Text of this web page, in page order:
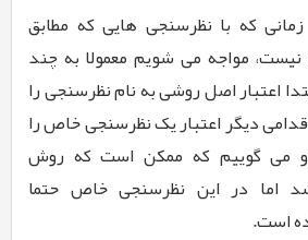
که با نظرسنجی هایی که مطابق
نیست، مواجه می شویم معمولا به چند
اعتبار اصل روشی به نام نظرسنجی را
دیگر اعتبار یک نظرسنجی خاص را
می گوییم که ممکن است که روش
اما در این نظرسنجی خاص حتما
است.